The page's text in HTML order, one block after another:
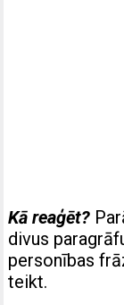
Kā reaģēt?
divus
personības
teikt.